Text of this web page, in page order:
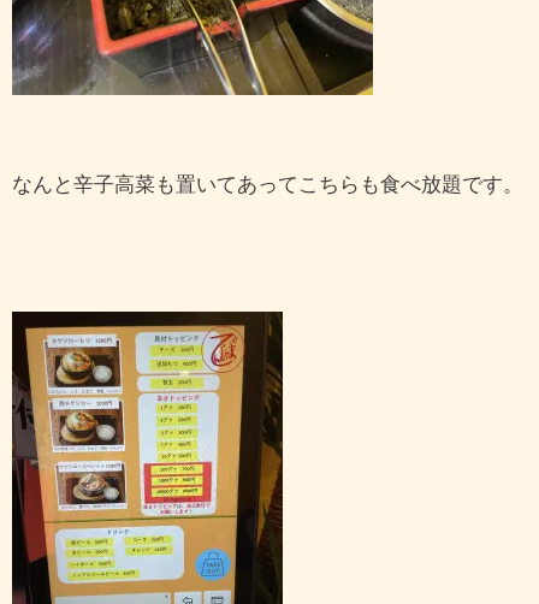
なんと辛子高菜も置いてあってこちらも食べ放題です。